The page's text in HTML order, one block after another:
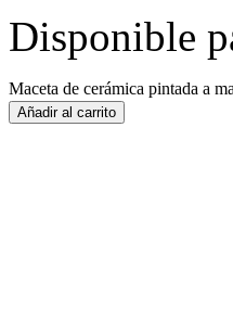
Disponible
Maceta de cerámica pintada a
Añadir al carrito